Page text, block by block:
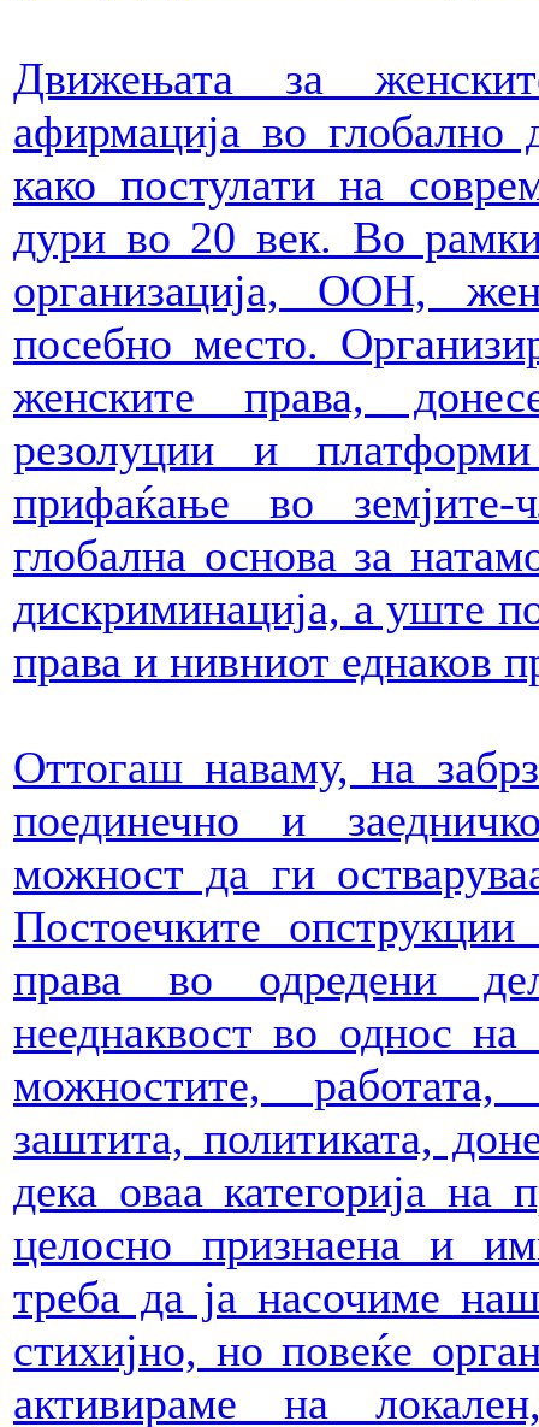
Движењата за
афирмација во
како постулати на
дури во 20 век. Во
организација, ООН,
посебно место.
женските права,
резолуции и
прифаќање во
глобална основа за
дискриминација, а уште
права и нивниот еднаков
Оттогаш наваму, на
поединечно и
можност да ги
Постоечките
права во одредени
нееднаквост во однос
можностите, работата,
заштита, политиката,
дека оваа категорија
целосно признаена и
треба да ја насочиме
стихијно, но повеќе
активираме на